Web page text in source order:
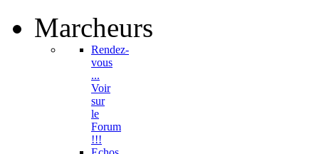
Marcheurs
Rendez-
vous
...
Voir
sur
le
Forum
!!!